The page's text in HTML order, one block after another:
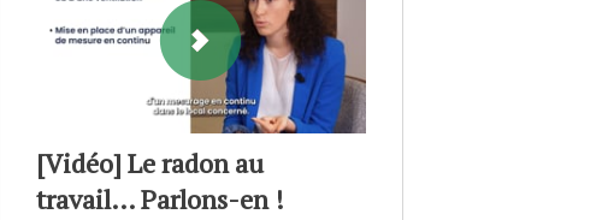
[Vidéo] Le radon au
travail… Parlons-en !